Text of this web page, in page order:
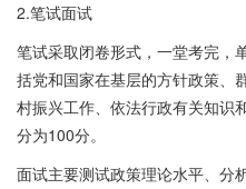
2.笔试面试
笔试采取闭卷形式，一堂考完，
括党和国家在基层的方针政策、
村振兴工作、依法行政有关知识
分为100分。
面试主要测试政策理论水平、分